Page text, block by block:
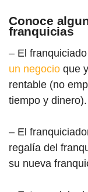
Conoce
franquicias
– El
un negocio que
rentable (no
tiempo y dinero).
– El
regalía del
su nueva